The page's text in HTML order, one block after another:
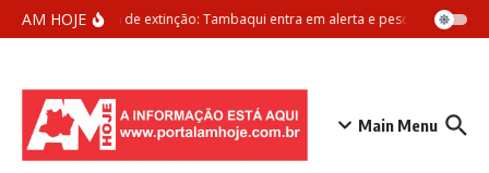
Ir para o conteúdo
AM HOJEAmeaça de extinção: Tambaqui entra em alerta e pesca pode ser
Main Menu